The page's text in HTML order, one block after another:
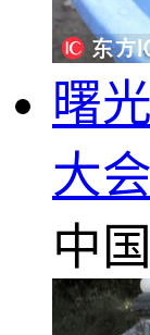
曙
大会
中